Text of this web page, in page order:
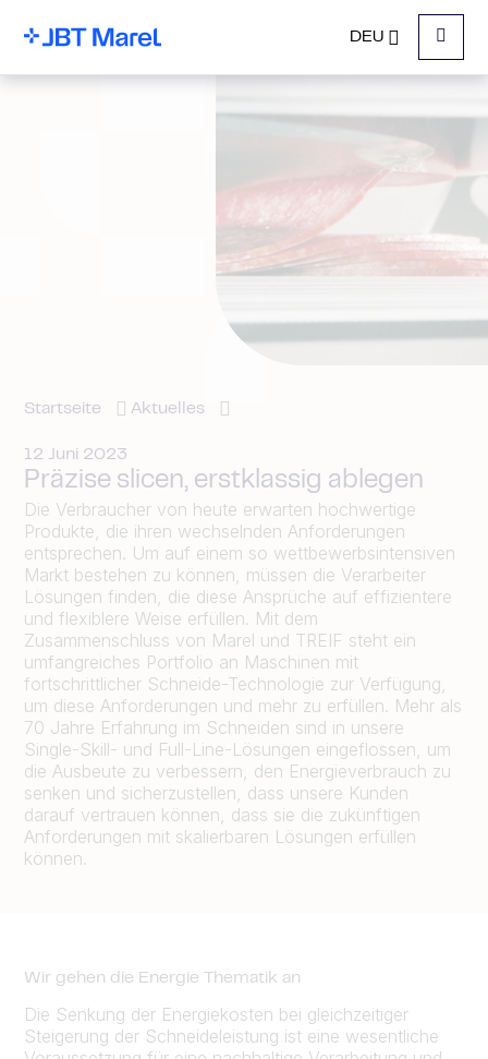
DEU
Menu
Startseite Aktuelles
12 Juni 2023
Präzise slicen, erstklassig ablegen
Die Verbraucher von heute erwarten hochwertige
Produkte, die ihren wechselnden Anforderungen
entsprechen. Um auf einem so wettbewerbsintensiven
Markt bestehen zu können, müssen die Verarbeiter
Lösungen finden, die diese Ansprüche auf effizientere
und flexiblere Weise erfüllen. Mit dem
Zusammenschluss von Marel und TREIF steht ein
umfangreiches Portfolio an Maschinen mit
fortschrittlicher Schneide-Technologie zur Verfügung,
um diese Anforderungen und mehr zu erfüllen. Mehr als
70 Jahre Erfahrung im Schneiden sind in unsere
Single-Skill- und Full-Line-Lösungen eingeflossen, um
die Ausbeute zu verbessern, den Energieverbrauch zu
senken und sicherzustellen, dass unsere Kunden
darauf vertrauen können, dass sie die zukünftigen
Anforderungen mit skalierbaren Lösungen erfüllen
können.
Wir gehen die Energie Thematik an
Die Senkung der Energiekosten bei gleichzeitiger
Steigerung der Schneideleistung ist eine wesentliche